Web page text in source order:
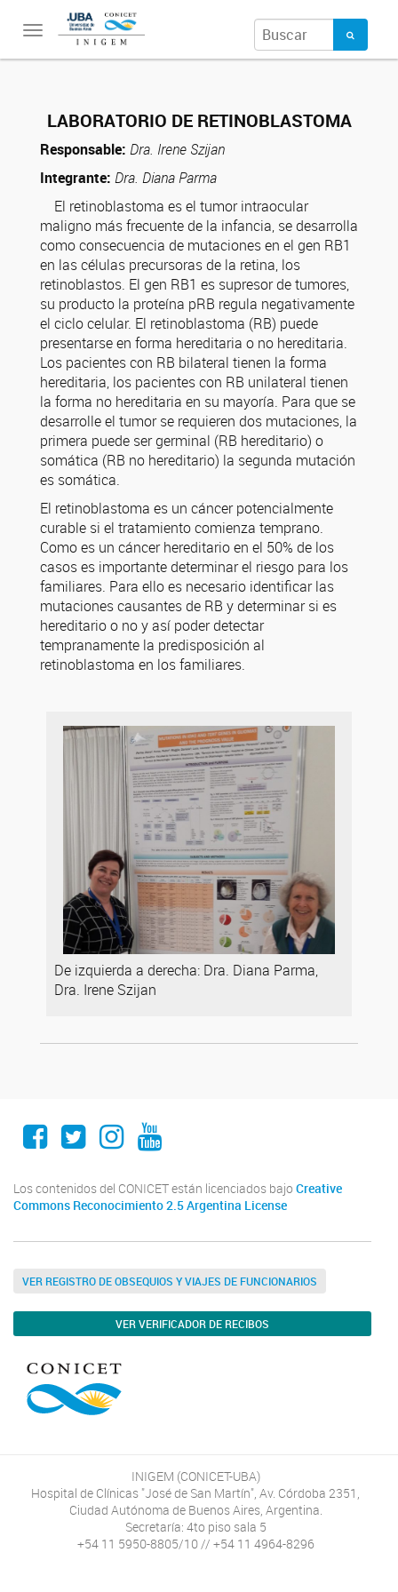
Toggle
LABORATORIO DE RETINOBLASTOMA
Responsable: Dra. Irene Szijan
Integrante: Dra. Diana Parma
El retinoblastoma es el tumor intraocular
maligno más frecuente de la infancia, se desarrolla
como consecuencia de mutaciones en el gen RB1
en las células precursoras de la retina, los
retinoblastos. El gen RB1 es supresor de tumores,
su producto la proteína pRB regula negativamente
el ciclo celular. El retinoblastoma (RB) puede
presentarse en forma hereditaria o no hereditaria.
Los pacientes con RB bilateral tienen la forma
hereditaria, los pacientes con RB unilateral tienen
la forma no hereditaria en su mayoría. Para que se
desarrolle el tumor se requieren dos mutaciones, la
primera puede ser germinal (RB hereditario) o
somática (RB no hereditario) la segunda mutación
es somática.
El retinoblastoma es un cáncer potencialmente
curable si el tratamiento comienza temprano.
Como es un cáncer hereditario en el 50% de los
casos es importante determinar el riesgo para los
familiares. Para ello es necesario identificar las
mutaciones causantes de RB y determinar si es
hereditario o no y así poder detectar
tempranamente la predisposición al
retinoblastoma en los familiares.
De izquierda a derecha: Dra. Diana Parma,
Dra. Irene Szijan
Facebook
Twitter
Instagram
Youtube
Los contenidos del CONICET están licenciados bajo Creative
Commons Reconocimiento 2.5 Argentina License
VER REGISTRO DE OBSEQUIOS Y VIAJES DE FUNCIONARIOS
VER VERIFICADOR DE RECIBOS
INIGEM (CONICET-UBA)
Hospital de Clínicas "José de San Martín", Av. Córdoba 2351,
Ciudad Autónoma de Buenos Aires, Argentina.
Secretaría: 4to piso sala 5
+54 11 5950-8805/10 // +54 11 4964-8296